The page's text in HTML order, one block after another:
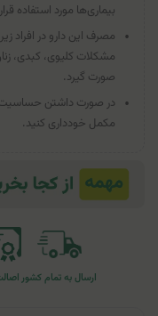
بیماری‌ها مورد استفاده
مشکلات کلیوی، کبدی،
صورت گیرد.
در صورت داشتن حساسیت
مکمل خودداری کنید.
ارسال به تمام کشور